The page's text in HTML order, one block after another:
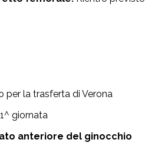
per la trasferta di Verona
giornata
anteriore del ginocchio